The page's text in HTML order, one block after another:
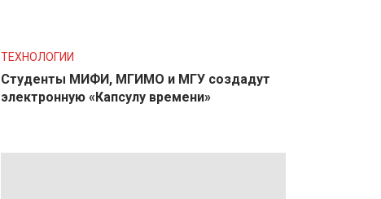
ТЕХНОЛОГИИ
Студенты МИФИ, МГИМО и МГУ создадут
электронную «Капсулу времени»